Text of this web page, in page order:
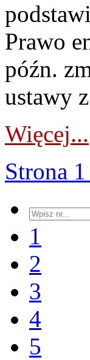
Prawo
późn.
ustawy
Więcej...
Strona
1
2
3
4
5